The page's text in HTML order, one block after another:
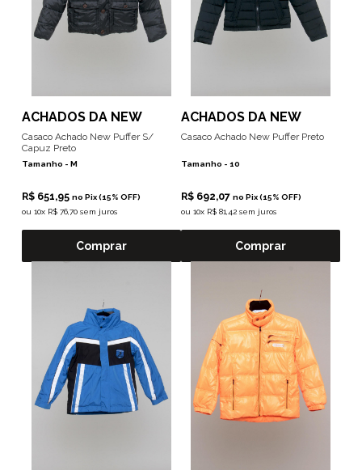
ACHADOS DA NEW
Casaco Achado New Puffer S/
Capuz Preto
Tamanho - M
R$ 651,95 no Pix (15% OFF)
ou 10x R$ 76,70 sem juros
Comprar
ACHADOS DA NEW
Casaco Achado New Puffer Preto
Tamanho - 10
R$ 692,07 no Pix (15% OFF)
ou 10x R$ 81,42 sem juros
Comprar